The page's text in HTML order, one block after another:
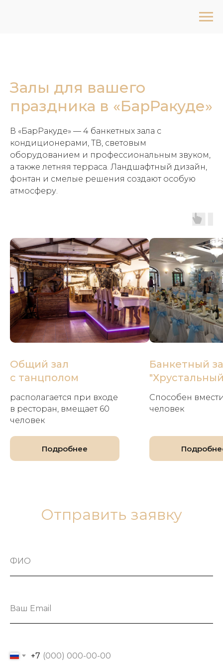
Залы для вашего
праздника в «БарРакуде»
В «БарРакуде» — 4 банкетных зала с
кондиционерами, ТВ, световым
оборудованием и профессиональным звуком,
а также летняя терраса. Ландшафтный дизайн,
фонтан и смелые решения создают особую
атмосферу.
Общий зал
с танцполом
располагается при входе
в ресторан, вмещает 60
человек
Подробнее
Банкетный
Способен
человек
Отправить заявку
+7